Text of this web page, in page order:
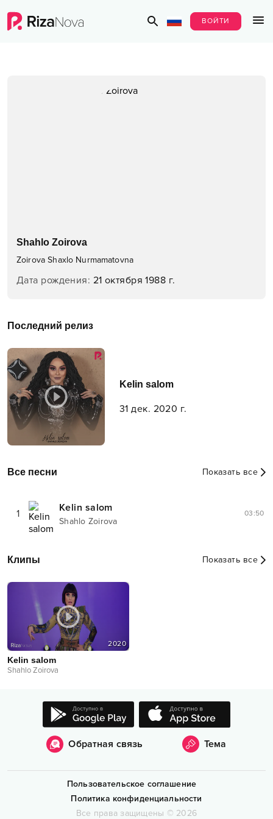
ВОЙТИ
Shahlo Zoirova
Zoirova Shaxlo Nurmamatovna
Дата рождения: 21 октября 1988 г.
Последний релиз
Kelin salom
31 дек. 2020 г.
Все песни Показать все
1 Kelin salom
Shahlo Zoirova
03:50
Клипы Показать все
2020
Kelin salom
Shahlo Zoirova
Обратная связь Тема
Пользовательское соглашение
Политика конфиденциальности
Все права защищены © 2026